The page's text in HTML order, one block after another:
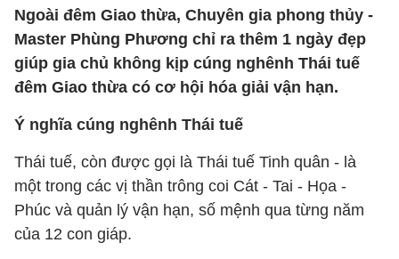
Ngoài đêm Giao thừa, Chuyên gia phong thủy -
Master Phùng Phương chỉ ra thêm 1 ngày đẹp
giúp gia chủ không kịp cúng nghênh Thái tuế
đêm Giao thừa có cơ hội hóa giải vận hạn.
Ý nghĩa cúng nghênh Thái tuế
Thái tuế, còn được gọi là Thái tuế Tinh quân - là
một trong các vị thần trông coi Cát - Tai - Họa -
Phúc và quản lý vận hạn, số mệnh qua từng năm
của 12 con giáp.